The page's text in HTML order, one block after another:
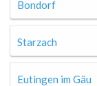
Bondorf
Starzach
Eutingen im Gäu